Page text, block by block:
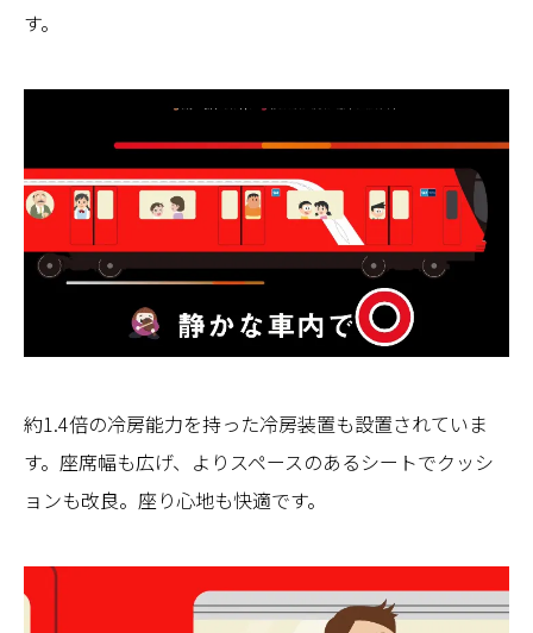
す。
約1.4倍の冷房能力を持った冷房装置も設置されていま
す。座席幅も広げ、よりスペースのあるシートでクッシ
ョンも改良。座り心地も快適です。